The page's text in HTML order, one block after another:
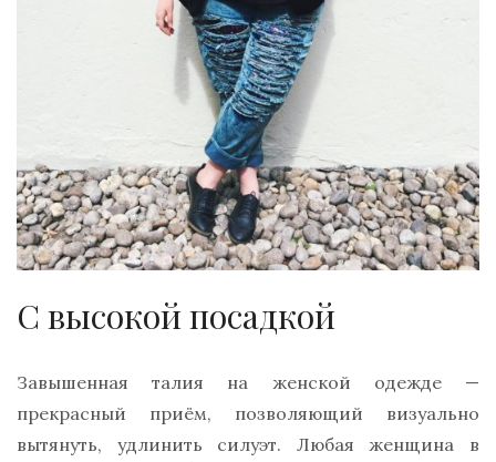
С высокой посадкой
Завышенная талия на женской одежде —
прекрасный приём, позволяющий визуально
вытянуть, удлинить силуэт. Любая женщина в